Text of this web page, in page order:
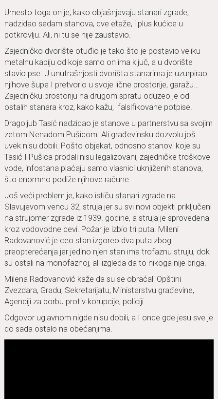
Umesto toga on je, kako objašnjavaju stanari zgrade,
nadzidao sedam stanova, dve etaže, i plus kućice u
potkrovlju. Ali, ni tu se nije zaustavio.
Zajedničko dvorište otuđio je tako što je postavio veliku
metalnu kapiju od koje samo on ima ključ, a u dvorište
stavio pse. U unutrašnjosti dvorišta stanarima je uzurpirao
njihove šupe I pretvorio u svoje lične prostorije, garažu…
Zajedničku prostoriju na drugom spratu oduzeo je od
ostalih stanara kroz, kako kažu, falsifikovane potpise.
Dragoljub Tasić nadzidao je stanove u partnerstvu sa svojim
zetom Nenadom Pušicom. Ali građevinsku dozvolu još
uvek nisu dobili. Pošto objekat, odnosno stanovi koje su
Tasić I Pušica prodali nisu legalizovani, zajedničke troškove
vode, infostana plaćaju samo vlasnici uknjiženih stanova,
što enormno podiže njihove račune.
Još veći problem je, kako ističu stanari zgrade na
Slavujevom vencu 32, struja jer su svi novi objekti priključeni
na strujomer zgrade iz 1939. godine, a struja je sprovedena
kroz vodovodne cevi. Požar je izbio tri puta. Mileni
Radovanović je ceo stan izgoreo dva puta zbog
preopterećenja jer jedino njen stan ima trofaznu struju, dok
su ostali na monofaznoj, ali izgleda da to nikoga nije briga.
Milena Radovanović kaže da su se obraćali Opštini
Zvezdara, Gradu, Sekretarijatu, Ministarstvu građevine,
Agenciji za borbu protiv korupcije, policiji…
Odgovor uglavnom nigde nisu dobili, a I onde gde jesu sve je
do sada ostalo na obećanjima.